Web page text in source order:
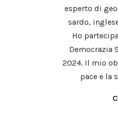
esperto di
sardo,
Ho
Democrazia
2024. Il mio
pace e la